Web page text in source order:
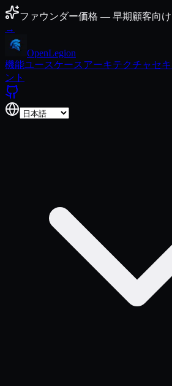
コンテンツにスキップ
ファウンダー価格 — 早期顧客向
→
OpenLegion
機能ユースケースアーキテクチャセ
ント